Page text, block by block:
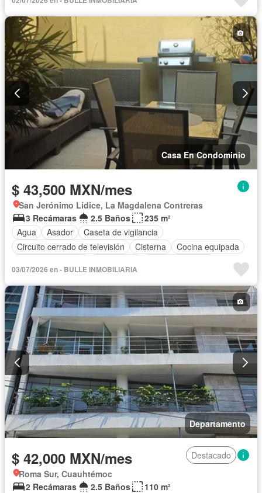
Gas natural Jardín Seguridad
Casa En Condominio
$ 43,500 MXN/mes
San Jerónimo Lídice, La Magdalena Contreras
3 Recámaras
2.5 Baños
235 m²
Agua
Asador
Caseta de vigilancia
Circuito cerrado de televisión
Cisterna
Cocina equipada
Gas natural
Terraza
03/07/2026 en - BULLE INMOBILIARIA
Departamento
$ 42,000 MXN/mes
Destacado
Roma Sur, Cuauhtémoc
2 Recámaras
2.5 Baños 110 m²